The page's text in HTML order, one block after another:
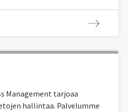
Management tarjoaa
hallintaa. Palvelumme